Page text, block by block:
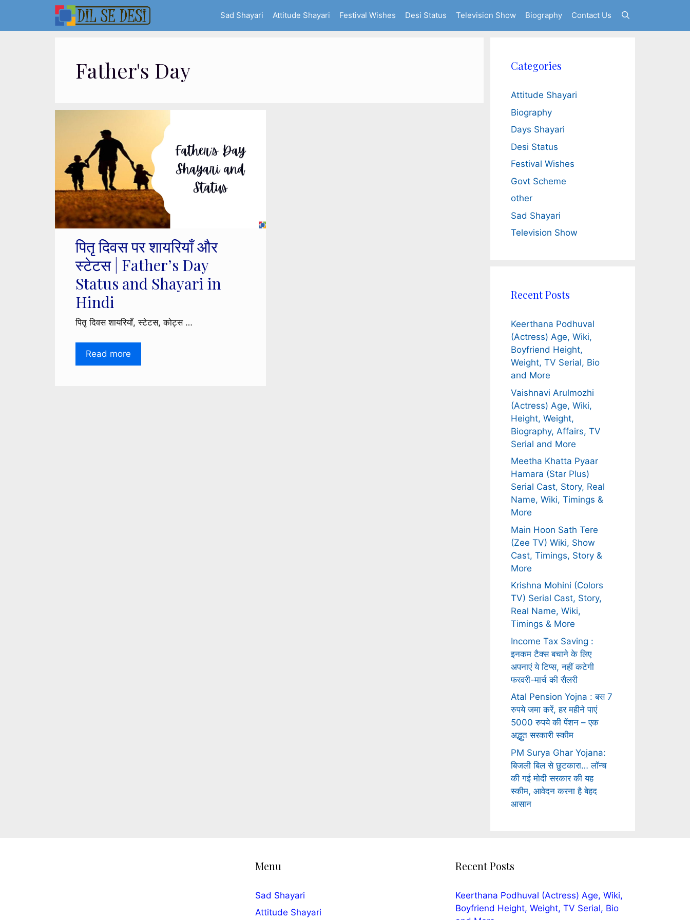
content
Sad Shayari Attitude Shayari Festival Wishes Desi Status Television Show Biography Contact Us
Father's Day
पितृ दिवस पर शायरियाँ और
स्टेटस | Father’s Day
Status and Shayari in
Hindi
पितृ दिवस शायरियाँ, स्टेटस, कोट्स …
Read more
Categories
Attitude Shayari
Biography
Days Shayari
Desi Status
Festival Wishes
Govt Scheme
other
Sad Shayari
Television Show
Recent Posts
Keerthana Podhuval
(Actress) Age, Wiki,
Boyfriend Height,
Weight, TV Serial, Bio
and More
Vaishnavi Arulmozhi
(Actress) Age, Wiki,
Height, Weight,
Biography, Affairs, TV
Serial and More
Meetha Khatta Pyaar
Hamara (Star Plus)
Serial Cast, Story, Real
Name, Wiki, Timings &
More
Main Hoon Sath Tere
(Zee TV) Wiki, Show
Cast, Timings, Story &
More
Krishna Mohini (Colors
TV) Serial Cast, Story,
Real Name, Wiki,
Timings & More
Income Tax Saving :
इनकम टैक्स बचाने के लिए
अपनाएं ये टिप्स, नहीं कटेगी
फरवरी-मार्च की सैलरी
Atal Pension Yojna : बस 7
रुपये जमा करें, हर महीने पाएं
5000 रुपये की पेंशन – एक
अद्भुत सरकारी स्कीम
PM Surya Ghar Yojana:
बिजली बिल से छुटकारा… लॉन्च
की गई मोदी सरकार की यह
स्कीम, आवेदन करना है बेहद
आसान
Menu
Sad Shayari
Attitude Shayari
Recent Posts
Keerthana Podhuval (Actress) Age, Wiki,
Boyfriend Height, Weight, TV Serial, Bio